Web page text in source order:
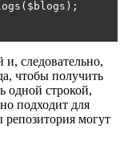
следовательно,
чтобы получить
одной строкой,
подходит для
репозитория могут